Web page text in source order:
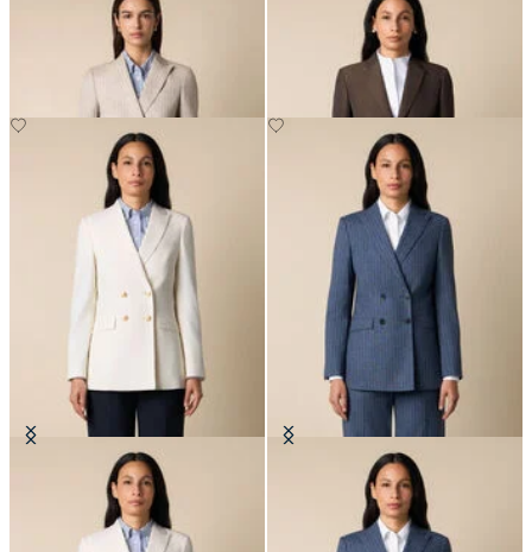
Blazer in Misto Cotone a Righe Blazer in Cotone-Lino
Blazer Doppiopetto in Misto Lana
con Bottoni Dorati
Blazer in Misto Cotone a Righe